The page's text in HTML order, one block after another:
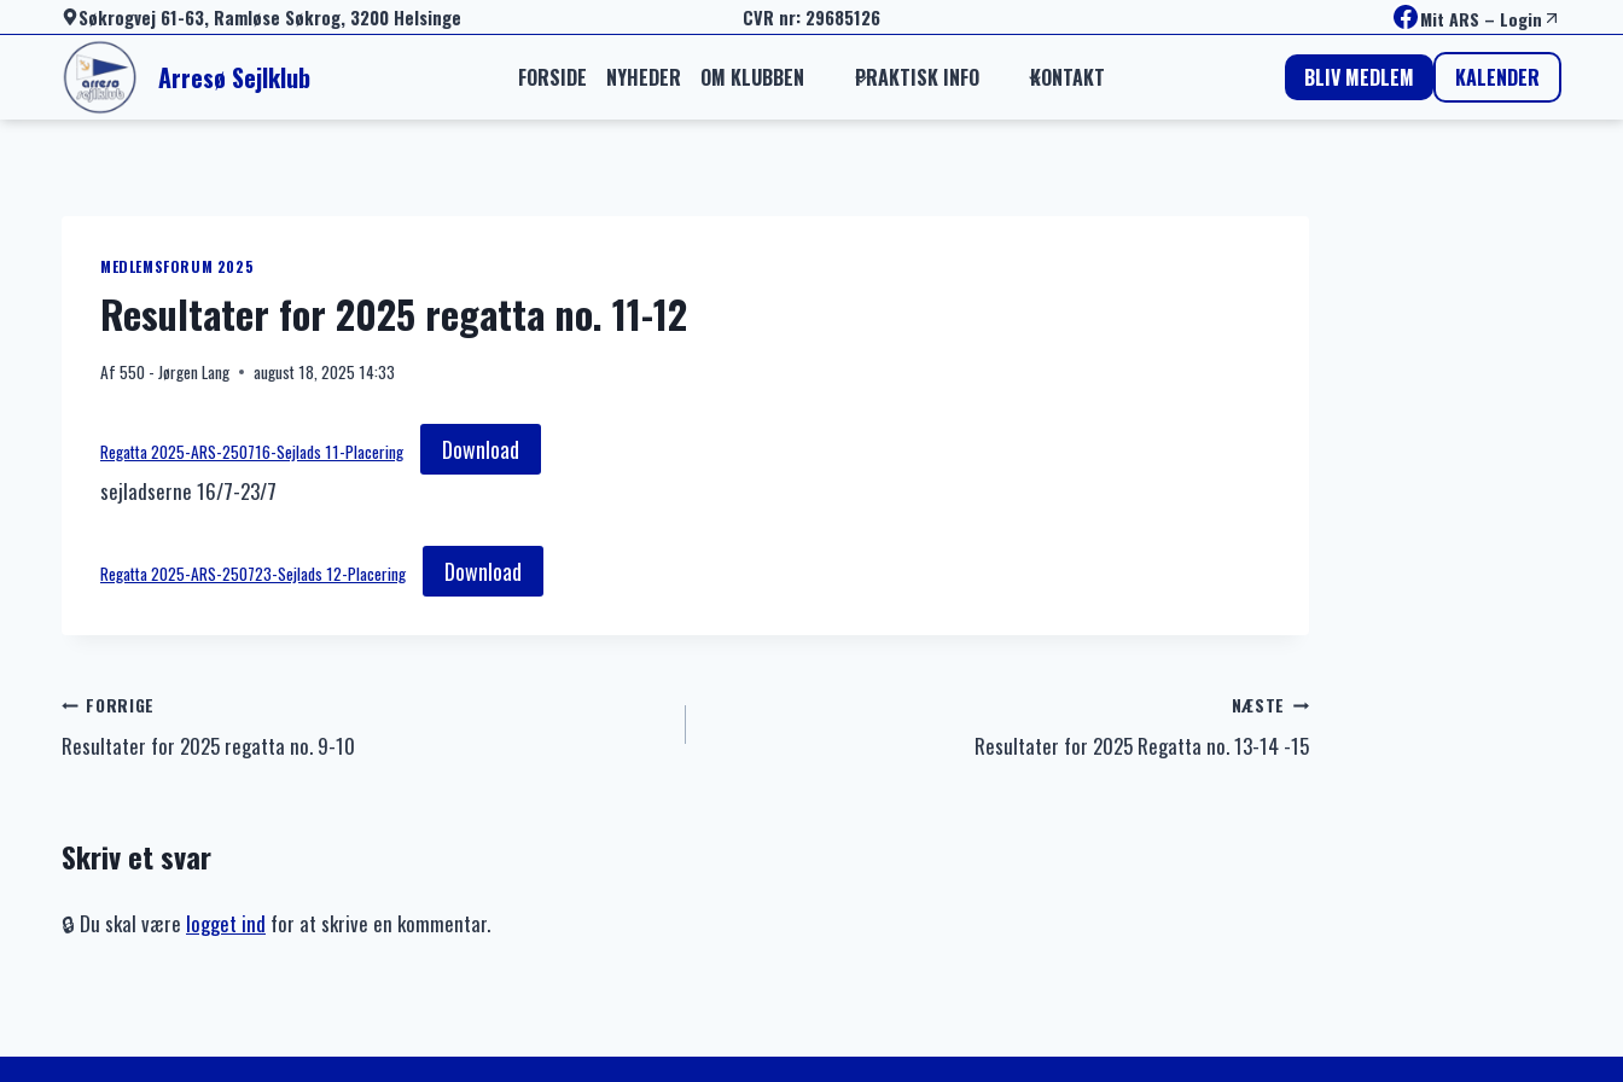
Søkrogvej 61-63, Ramløse Søkrog, 3200 Helsinge CVR nr: 29685126 Facebook
Mit ARS – Login
Arresø Sejlklub FORSIDE NYHEDER OM KLUBBEN PRAKTISK INFO KONTAKT BLIV MEDLEM KALENDER
MEDLEMSFORUM 2025
Resultater for 2025 regatta no. 11-12
Af 550 - Jørgen Lang august 18, 2025 14:33
Regatta 2025-ARS-250716-Sejlads 11-Placering Download
sejladserne 16/7-23/7
Regatta 2025-ARS-250723-Sejlads 12-Placering Download
Indlægsnavigation
FORRIGE
Resultater for 2025 regatta no. 9-10
NÆSTE
Resultater for 2025 Regatta no. 13-14 -15
Skriv et svar
🔒 Du skal være logget ind for at skrive en kommentar.